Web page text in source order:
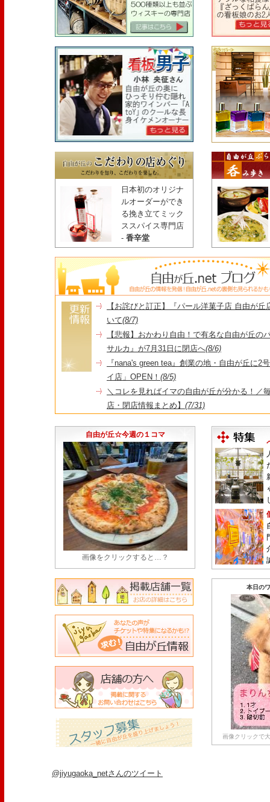
日本初のオリジナ
ルオーダーができ
る挽き立てミック
ススパイス専門店
- 香辛堂
【お詫びと訂正】『パール洋菓子店 自由が
いて(8/7)
【悲報】おかわり自由！で有名な自由が丘の
サルカ』が7月31日に閉店へ(8/6)
『nana's green tea』創業の地・自由が丘に2
イ店」OPEN！ (8/5)
＼コレを見ればイマの自由が丘が分かる！／
店・閉店情報まとめ】 (7/31)
永久パス配布も！
自由が丘☆今週の１コマ
画像をクリックすると…？
本日の
画像クリックで
@jiyugaoka_netさんのツイート